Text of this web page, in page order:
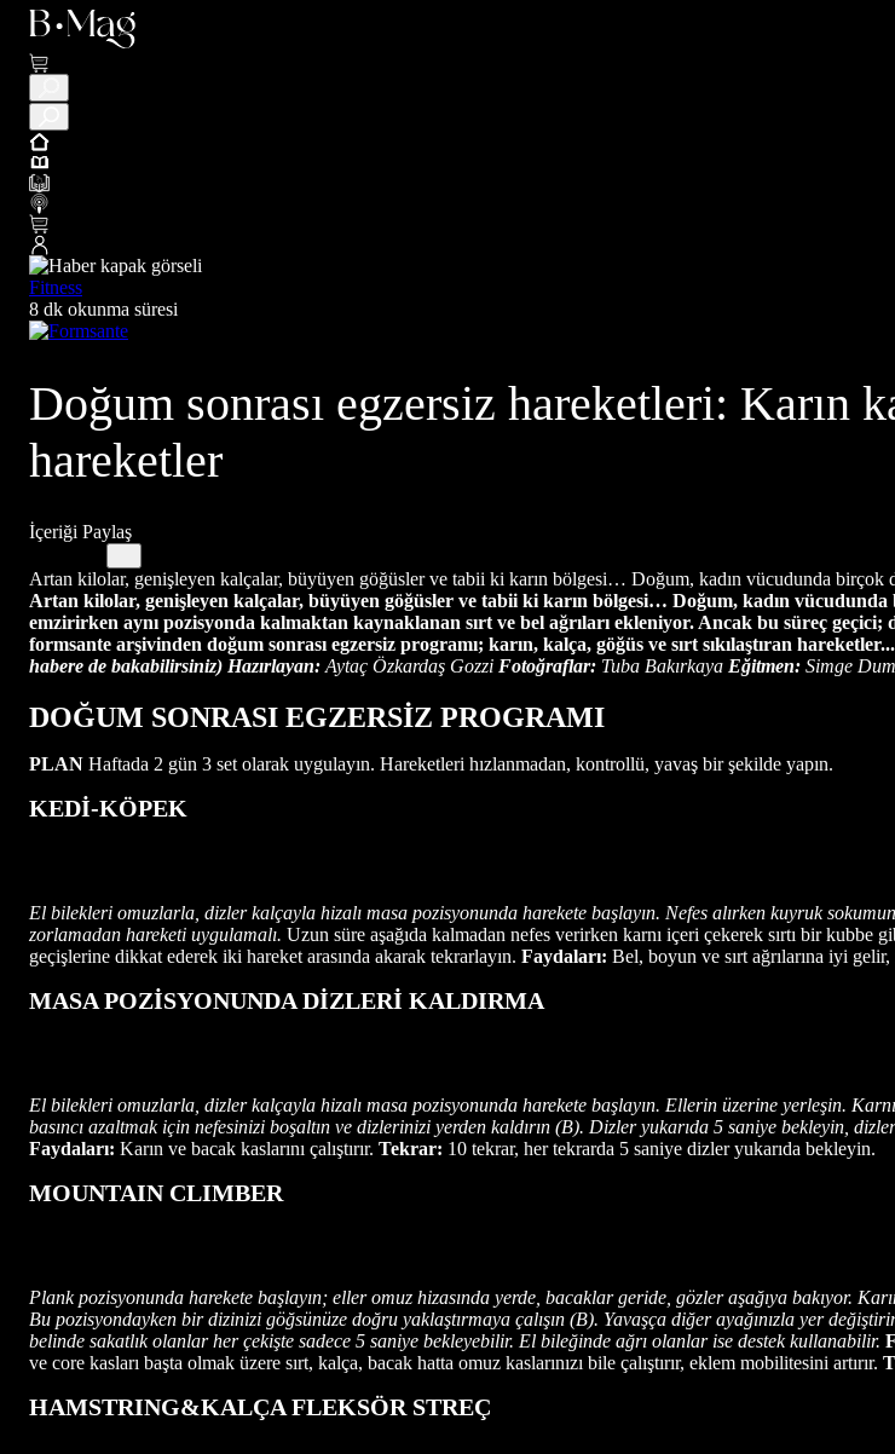
Fitness
8 dk okunma süresi
Doğum sonrası egzersiz hareketleri: Karın
hareketler
İçeriği Paylaş
Artan kilolar, genişleyen kalçalar, büyüyen göğüsler ve tabii ki karın bölgesi… Doğum, kadın vücudunda birçok
Artan kilolar, genişleyen kalçalar, büyüyen göğüsler ve tabii ki karın bölgesi… Doğum, kadın
emzirirken aynı pozisyonda kalmaktan kaynaklanan sırt ve bel ağrıları ekleniyor. Ancak bu süreç
formsante arşivinden doğum sonrası egzersiz programı; karın, kalça, göğüs ve sırt sıkılaştıran hareketler...
habere de bakabilirsiniz) Hazırlayan: Aytaç Özkardaş Gozzi Fotoğraflar: Tuba Bakırkaya Eğitmen: Simge
DOĞUM SONRASI EGZERSİZ PROGRAMI
PLAN Haftada 2 gün 3 set olarak uygulayın. Hareketleri hızlanmadan, kontrollü, yavaş bir şekilde yapın.
KEDİ-KÖPEK
El bilekleri omuzlarla, dizler kalçayla hizalı masa pozisyonunda harekete başlayın. Nefes alırken kuyruk
zorlamadan hareketi uygulamalı. Uzun süre aşağıda kalmadan nefes verirken karnı içeri çekerek sırtı bir
geçişlerine dikkat ederek iki hareket arasında akarak tekrarlayın. Faydaları: Bel, boyun ve sırt ağrılarına iyi
MASA POZİSYONUNDA DİZLERİ KALDIRMA
El bilekleri omuzlarla, dizler kalçayla hizalı masa pozisyonunda harekete başlayın. Ellerin üzerine yerleşin.
basıncı azaltmak için nefesinizi boşaltın ve dizlerinizi yerden kaldırın (B). Dizler yukarıda 5 saniye bekleyin,
Faydaları: Karın ve bacak kaslarını çalıştırır. Tekrar: 10 tekrar, her tekrarda 5 saniye dizler yukarıda bekleyin.
MOUNTAIN CLIMBER
Plank pozisyonunda harekete başlayın; eller omuz hizasında yerde, bacaklar geride, gözler aşağıya bakıyor.
Bu pozisyondayken bir dizinizi göğsünüze doğru yaklaştırmaya çalışın (B). Yavaşça diğer ayağınızla yer
belinde sakatlık olanlar her çekişte sadece 5 saniye bekleyebilir. El bileğinde ağrı olanlar ise destek kullanabilir.
ve core kasları başta olmak üzere sırt, kalça, bacak hatta omuz kaslarınızı bile çalıştırır, eklem mobilitesini artırır.
HAMSTRING&KALÇA FLEKSÖR STREÇ